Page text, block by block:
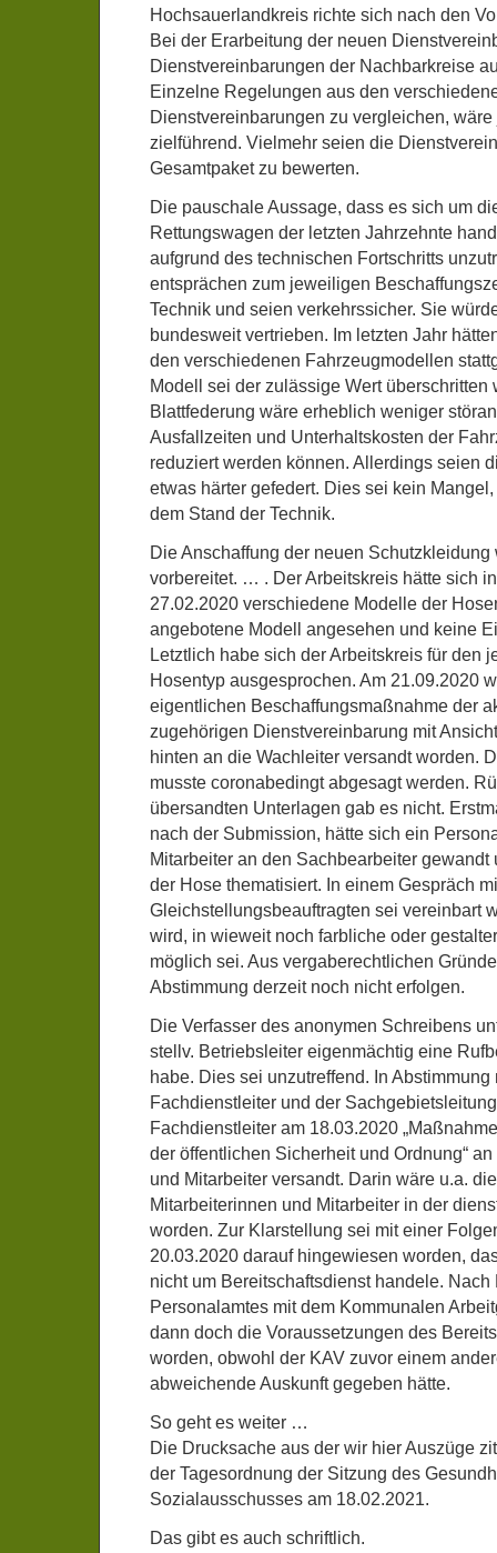
Hochsauerlandkreis richte sich nach den
Bei der Erarbeitung der neuen
Dienstvereinbarungen der Nachbarkreise
Einzelne Regelungen aus den
Dienstvereinbarungen zu vergleichen,
zielführend. Vielmehr seien die
Gesamtpaket zu bewerten.
Die pauschale Aussage, dass es sich um
Rettungswagen der letzten Jahrzehnte
aufgrund des technischen Fortschritts
entsprächen zum jeweiligen
Technik und seien verkehrssicher. Sie
bundesweit vertrieben. Im letzten Jahr
den verschiedenen Fahrzeugmodellen
Modell sei der zulässige Wert überschritten
Blattfederung wäre erheblich weniger
Ausfallzeiten und Unterhaltskosten der
reduziert werden können. Allerdings seien
etwas härter gefedert. Dies sei kein
dem Stand der Technik.
Die Anschaffung der neuen
vorbereitet. … . Der Arbeitskreis hätte sich
27.02.2020 verschiedene Modelle der
angebotene Modell angesehen und keine
Letztlich habe sich der Arbeitskreis für den
Hosentyp ausgesprochen. Am 21.09.2020
eigentlichen Beschaffungsmaßnahme der
zugehörigen Dienstvereinbarung mit
hinten an die Wachleiter versandt worden.
musste coronabedingt abgesagt werden.
übersandten Unterlagen gab es nicht.
nach der Submission, hätte sich ein
Mitarbeiter an den Sachbearbeiter
der Hose thematisiert. In einem Gespräch
Gleichstellungsbeauftragten sei vereinbart
wird, in wieweit noch farbliche oder
möglich sei. Aus vergaberechtlichen
Abstimmung derzeit noch nicht erfolgen.
Die Verfasser des anonymen Schreibens
stellv. Betriebsleiter eigenmächtig eine
habe. Dies sei unzutreffend. In Abstimmung
Fachdienstleiter und der
Fachdienstleiter am 18.03.2020
der öffentlichen Sicherheit und Ordnung“
und Mitarbeiter versandt. Darin wäre u.a.
Mitarbeiterinnen und Mitarbeiter in der
worden. Zur Klarstellung sei mit einer
20.03.2020 darauf hingewiesen worden,
nicht um Bereitschaftsdienst handele.
Personalamtes mit dem Kommunalen
dann doch die Voraussetzungen des
worden, obwohl der KAV zuvor einem
abweichende Auskunft gegeben hätte.
So geht es weiter …
Die Drucksache aus der wir hier Auszüge
der Tagesordnung der Sitzung des
Sozialausschusses am 18.02.2021.
Das gibt es auch schriftlich.